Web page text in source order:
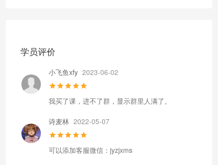
学员评价
小飞鱼xfy 2023-06-02
我买了课，进不了群，显示群里人满了。
诗麦林 2022-05-07
可以添加客服微信：jyzjxms